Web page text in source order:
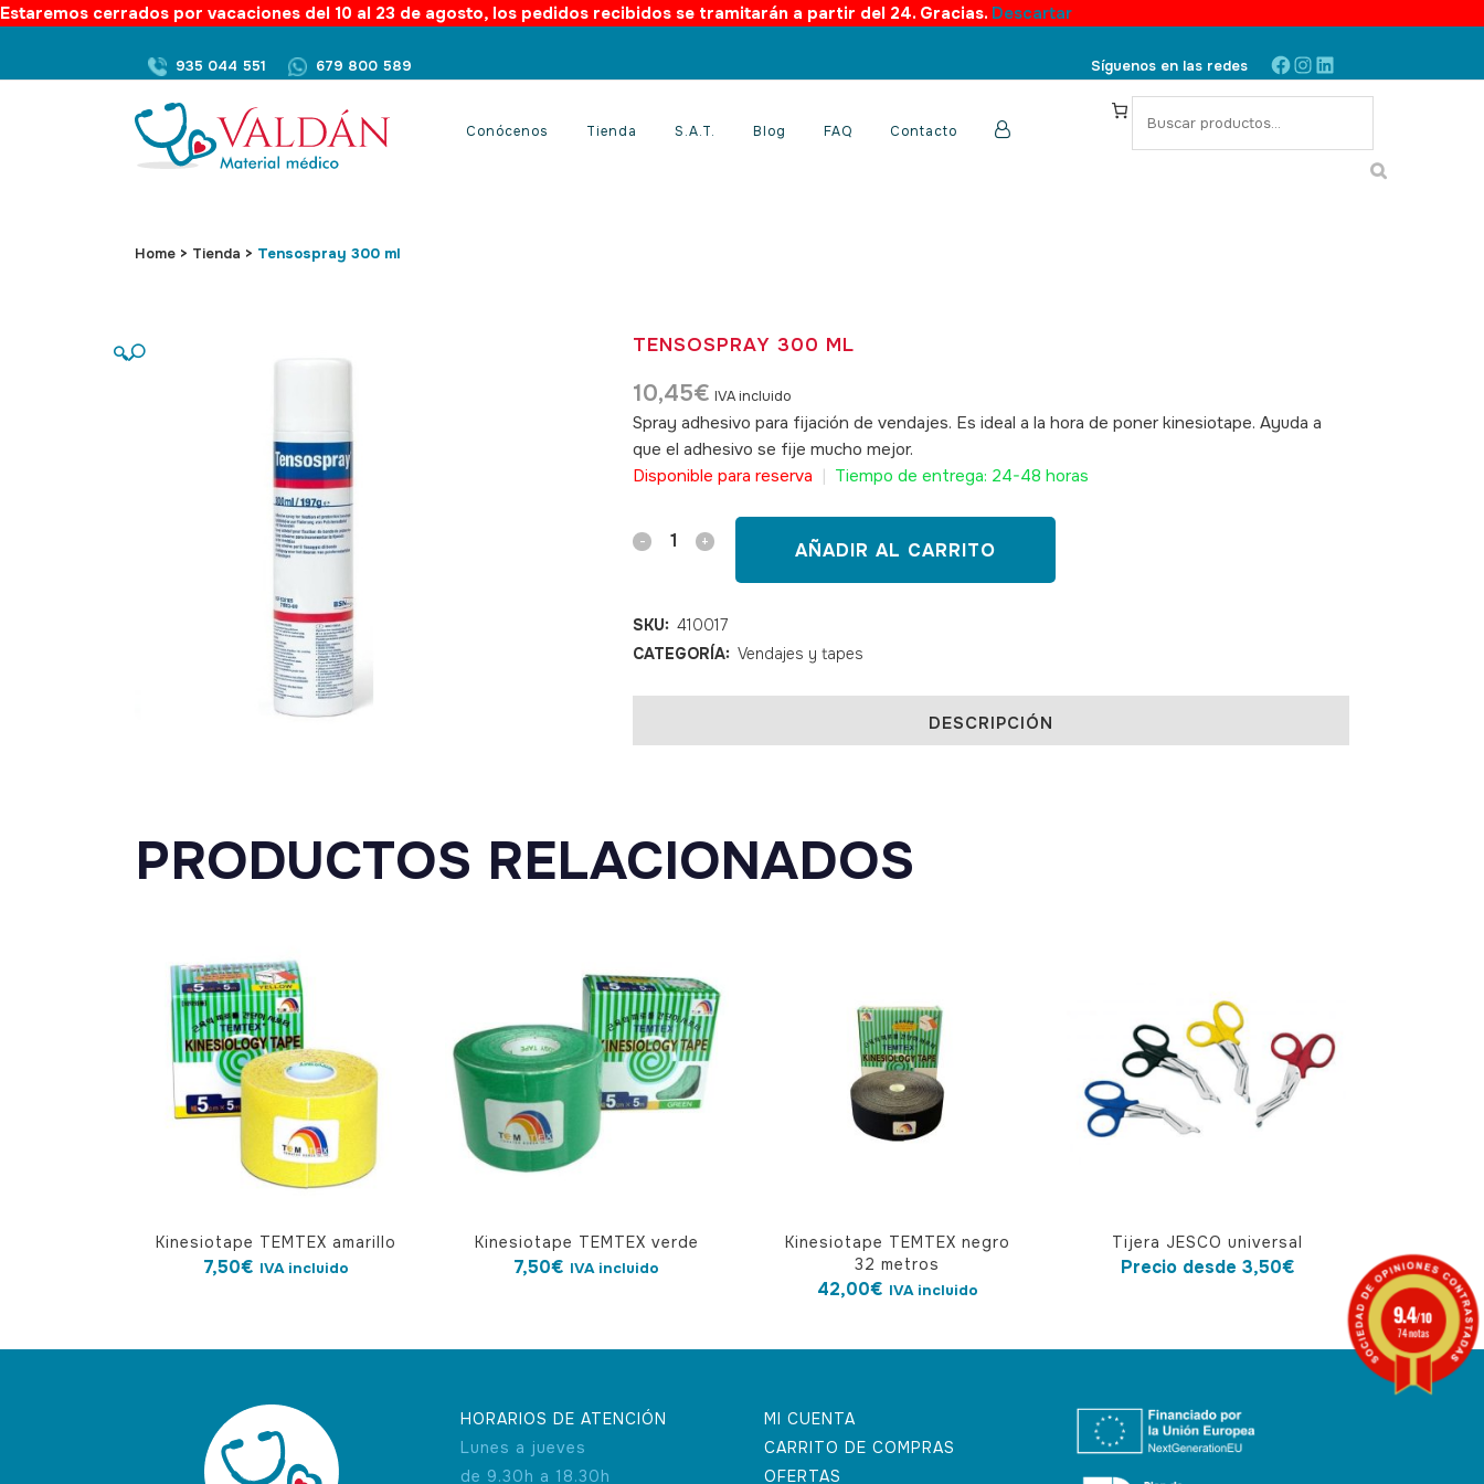
Estaremos cerrados por vacaciones del 10 al 23 de agosto, los pedidos recibidos se tramitarán a partir del 24. Gracias. Descartar
935 044 551 679 800 589 Síguenos en las redes Facebook
Instagram
LinkedIn
S
Conócenos Tienda S.A.T. Blog FAQ Contacto
Home > Tienda > Tensospray 300 ml
🔍 TENSOSPRAY 300 ML
10,45€ IVA incluido
Spray adhesivo para fijación de vendajes. Es ideal a la hora de poner kinesiotape. Ayuda a
que el adhesivo se fije mucho mejor.
Disponible para reserva
Tiempo de entrega: 24-48 horas
Tensospray
ml
quantity
AÑADIR AL CARRITO
SKU: 410017
CATEGORÍA: Vendajes y tapes
DESCRIPCIÓN
PRODUCTOS RELACIONADOS
Kinesiotape TEMTEX amarillo
7,50€ IVA incluido
Kinesiotape TEMTEX verde
7,50€ IVA incluido
Kinesiotape TEMTEX negro
32 metros
42,00€ IVA incluido
producto
pueden
Tijera JESCO universal
Precio desde 3,50€
HORARIOS DE ATENCIÓN
Lunes a jueves
de 9.30h a 18.30h
MI CUENTA
CARRITO DE COMPRAS
OFERTAS
9.4/10
74 notas